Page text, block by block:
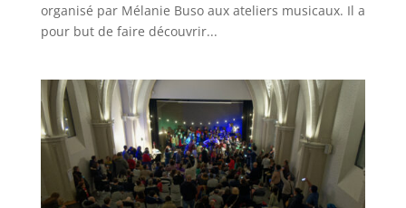
organisé par Mélanie Buso aux ateliers musicaux. Il a
pour but de faire découvrir...